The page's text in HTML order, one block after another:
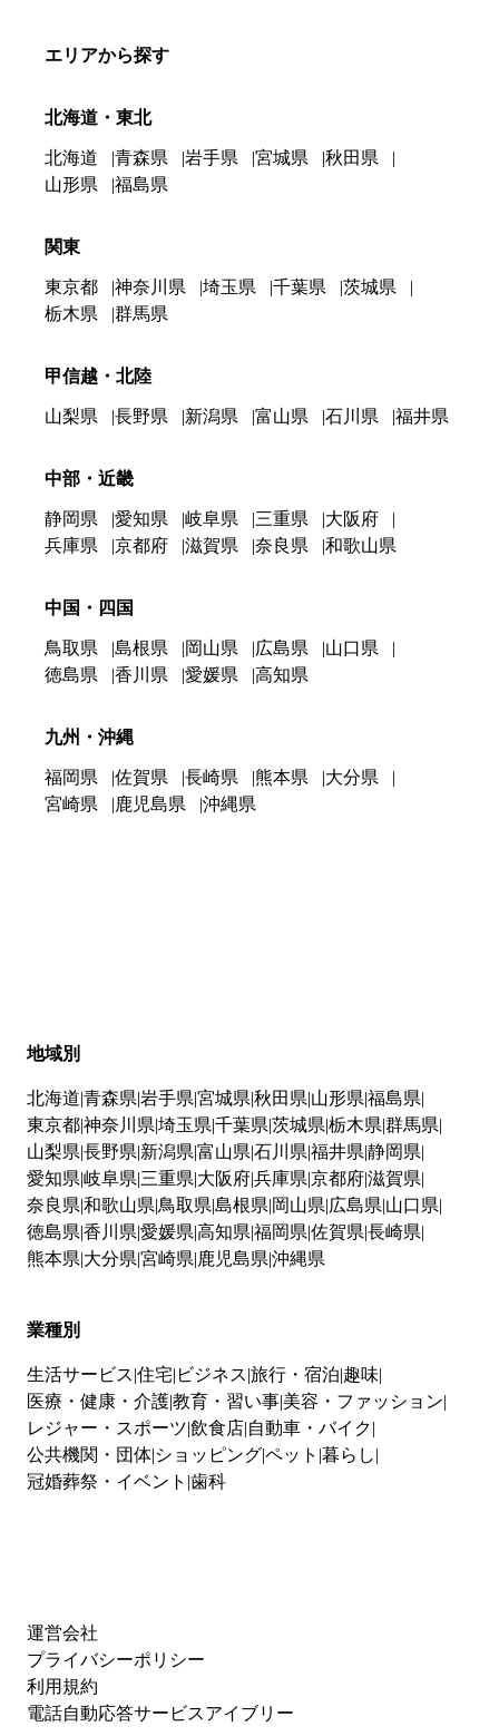
エリアから探す
北海道・東北
北海道 青森県 岩手県 宮城県
秋田県
山形県
福島県
関東
東京都 神奈川県 埼玉県 千葉県
茨城県
栃木県
群馬県
甲信越・北陸
山梨県 長野県 新潟県 富山県 石川県 福井県
中部・近畿
静岡県 愛知県 岐阜県 三重県
大阪府
兵庫県
京都府 滋賀県 奈良県 和歌山県
中国・四国
鳥取県 島根県 岡山県 広島県
山口県
徳島県
香川県 愛媛県 高知県
九州・沖縄
福岡県 佐賀県 長崎県 熊本県
大分県
宮崎県
鹿児島県 沖縄県
地域別
北海道 青森県 岩手県 宮城県 秋田県 山形県 福島県
東京都神奈川県 埼玉県 千葉県 茨城県 栃木県 群馬県
山梨県 長野県 新潟県 富山県 石川県 福井県 静岡県
愛知県 岐阜県 三重県 大阪府兵庫県 京都府滋賀県
奈良県 和歌山県 鳥取県 島根県 岡山県 広島県 山口県
徳島県 香川県 愛媛県 高知県 福岡県 佐賀県 長崎県
熊本県 大分県 宮崎県 鹿児島県 沖縄県
業種別
生活サービス 住宅 ビジネス 旅行・宿泊 趣味
医療・健康・介護教育・習い事 美容・ファッション
レジャー・スポーツ 飲食店 自動車・バイク
公共機関・団体 ショッピングペット 暮らし
冠婚葬祭・イベント 歯科
運営会社
プライバシーポリシー
利用規約
電話自動応答サービスアイブリー